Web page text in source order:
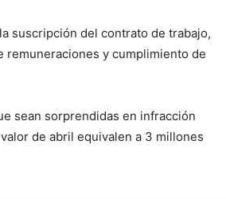
suscripción del contrato de trabajo,
remuneraciones y cumplimiento de
sean sorprendidas en infracción
de abril equivalen a 3 millones